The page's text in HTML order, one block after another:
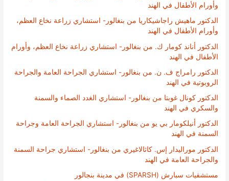
وأورام الأطفال في الهند
الدكتور ماهيش راجاشيكاريا من بنغالور- استشاري زراعة نخاع العظم،
وأورام الأطفال في الهند
الدكتور أناند كومار ك. من بنغالور- استشاري زراعة نخاع العظم، وأورام
الأطفال في الهند
الدكتور رامراج ف. ن. من بنغالور- استشاري الجراحة العامة والجراحة
الروبوتية في الهند
الدكتور كونال غوبتا من بنغالور- استشاري الغدد الصماء والسمنة
والسكري في الهند
الدكتور أنيلكومار بي يو من بنغالور- استشاري الجراحة العامة وجراحة
السمنة في الهند
الدكتور موراليدار إس. كاثالاغيري من بنغالور- استشاري جراحة السمنة
والجراحة العامة في الهند
مستشفيات سبارش (SPARSH) في مدينة بنجالور